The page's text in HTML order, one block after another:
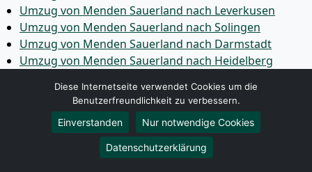
Umzug von Menden Sauerland nach Leverkusen
Umzug von Menden Sauerland nach Solingen
Umzug von Menden Sauerland nach Darmstadt
Umzug von Menden Sauerland nach Heidelberg
Umzug von Menden Sauerland nach Neuss
Umzug von Menden Sauerland nach Regensburg
Umzug von Menden Sauerland nach Paderborn
Diese Internetseite verwendet Cookies um die
Benutzerfreundlichkeit zu verbessern.
Einverstanden Nur notwendige Cookies
Datenschutzerklärung